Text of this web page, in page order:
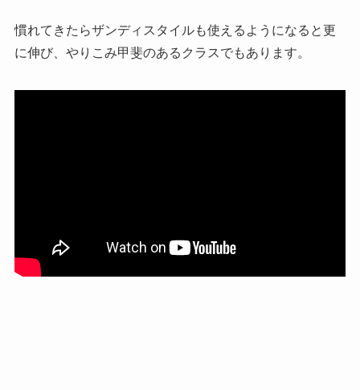
慣れてきたらザンディスタイルも使えるようになると更
に伸び、やりこみ甲斐のあるクラスでもあります。